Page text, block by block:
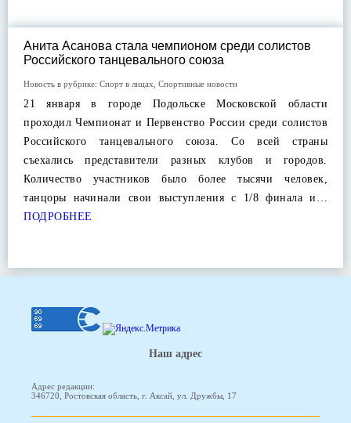
Анита Асанова стала чемпионом среди солистов
Российского танцевального союза
Новость в рубрике: Спорт в лицах Спортивные новости
21 января в городе Подольске Московской области
проходил Чемпионат и Первенство России среди солистов
Российского танцевального союза. Со всей страны
съехались представители разных клубов и городов.
Количество участников было более тысячи человек,
танцоры начинали свои выступления с 1/8 финала и…
ПОДРОБНЕЕ
Наш адрес
Адрес редакции:
346720, Ростовская область, г. Аксай, ул. Дружбы, 17